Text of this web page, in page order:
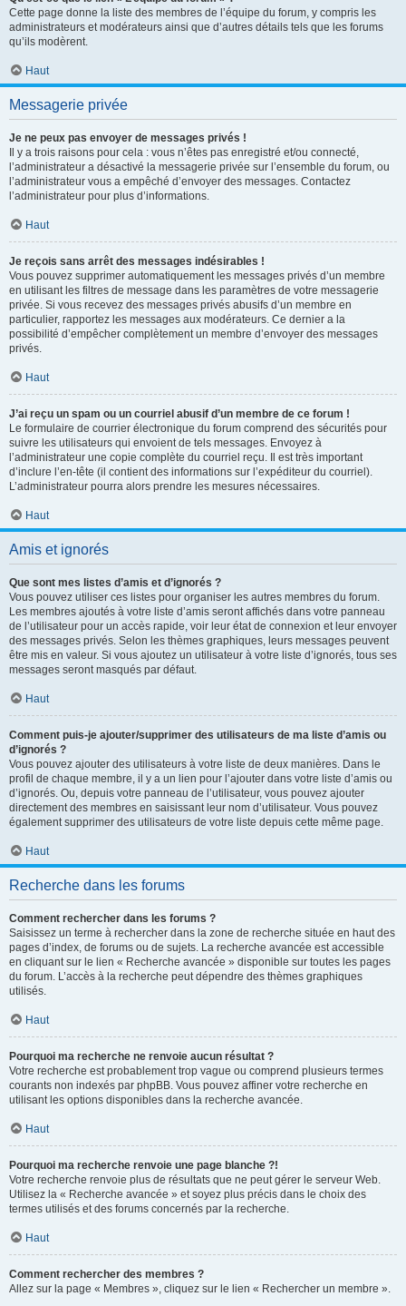
Cette page donne la liste des membres de l’équipe du forum, y compris les
administrateurs et modérateurs ainsi que d’autres détails tels que les forums
qu’ils modèrent.
Haut
Messagerie privée
Je ne peux pas envoyer de messages privés !
Il y a trois raisons pour cela : vous n’êtes pas enregistré et/ou connecté,
l’administrateur a désactivé la messagerie privée sur l’ensemble du forum, ou
l’administrateur vous a empêché d’envoyer des messages. Contactez
l’administrateur pour plus d’informations.
Haut
Je reçois sans arrêt des messages indésirables !
Vous pouvez supprimer automatiquement les messages privés d’un membre
en utilisant les filtres de message dans les paramètres de votre messagerie
privée. Si vous recevez des messages privés abusifs d’un membre en
particulier, rapportez les messages aux modérateurs. Ce dernier a la
possibilité d’empêcher complètement un membre d’envoyer des messages
privés.
Haut
J’ai reçu un spam ou un courriel abusif d’un membre de ce forum !
Le formulaire de courrier électronique du forum comprend des sécurités pour
suivre les utilisateurs qui envoient de tels messages. Envoyez à
l’administrateur une copie complète du courriel reçu. Il est très important
d’inclure l’en-tête (il contient des informations sur l’expéditeur du courriel).
L’administrateur pourra alors prendre les mesures nécessaires.
Haut
Amis et ignorés
Que sont mes listes d’amis et d’ignorés ?
Vous pouvez utiliser ces listes pour organiser les autres membres du forum.
Les membres ajoutés à votre liste d’amis seront affichés dans votre panneau
de l’utilisateur pour un accès rapide, voir leur état de connexion et leur envoyer
des messages privés. Selon les thèmes graphiques, leurs messages peuvent
être mis en valeur. Si vous ajoutez un utilisateur à votre liste d’ignorés, tous ses
messages seront masqués par défaut.
Haut
Comment puis-je ajouter/supprimer des utilisateurs de ma liste d’amis ou
d’ignorés ?
Vous pouvez ajouter des utilisateurs à votre liste de deux manières. Dans le
profil de chaque membre, il y a un lien pour l’ajouter dans votre liste d’amis ou
d’ignorés. Ou, depuis votre panneau de l’utilisateur, vous pouvez ajouter
directement des membres en saisissant leur nom d’utilisateur. Vous pouvez
également supprimer des utilisateurs de votre liste depuis cette même page.
Haut
Recherche dans les forums
Comment rechercher dans les forums ?
Saisissez un terme à rechercher dans la zone de recherche située en haut des
pages d’index, de forums ou de sujets. La recherche avancée est accessible
en cliquant sur le lien « Recherche avancée » disponible sur toutes les pages
du forum. L’accès à la recherche peut dépendre des thèmes graphiques
utilisés.
Haut
Pourquoi ma recherche ne renvoie aucun résultat ?
Votre recherche est probablement trop vague ou comprend plusieurs termes
courants non indexés par phpBB. Vous pouvez affiner votre recherche en
utilisant les options disponibles dans la recherche avancée.
Haut
Pourquoi ma recherche renvoie une page blanche ?!
Votre recherche renvoie plus de résultats que ne peut gérer le serveur Web.
Utilisez la « Recherche avancée » et soyez plus précis dans le choix des
termes utilisés et des forums concernés par la recherche.
Haut
Comment rechercher des membres ?
Allez sur la page « Membres », cliquez sur le lien « Rechercher un membre ».